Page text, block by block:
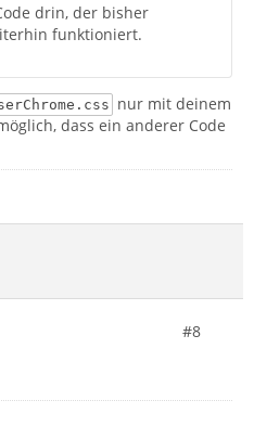
drin, der bisher
funktioniert.
nur mit deinem
dass ein anderer Code
#8